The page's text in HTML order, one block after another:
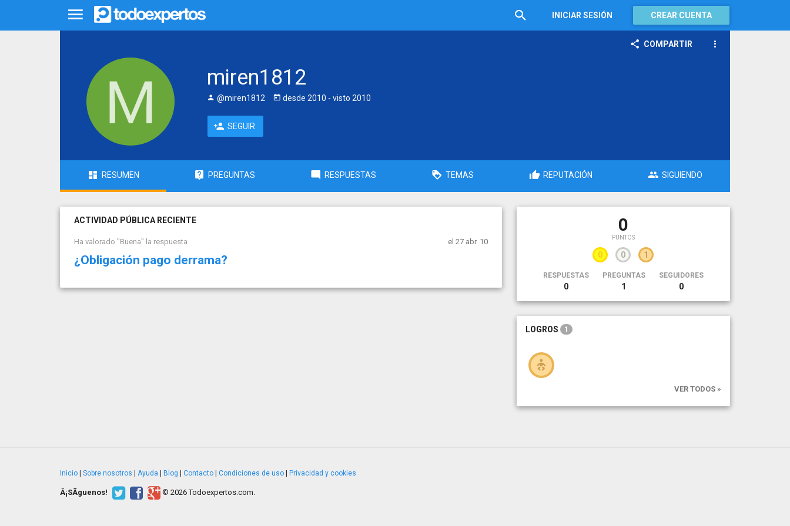
INICIAR SESIÓN CREAR CUENTA
COMPARTIR
miren1812
@miren1812 desde 2010 - visto 2010
SEGUIR
RESUMEN PREGUNTAS RESPUESTAS TEMAS REPUTACIÓN SIGUIENDO
ACTIVIDAD PÚBLICA RECIENTE
Ha valorado "Buena" la respuesta el 27 abr. 10
¿Obligación pago derrama?
0
PUNTOS
0 0 1
RESPUESTAS
0
PREGUNTAS
1
SEGUIDORES
0
LOGROS 1
VER TODOS »
Inicio Sobre nosotros Ayuda Blog Contacto Condiciones de uso Privacidad y cookies
Â¡SÃ­guenos! © 2026 Todoexpertos.com.